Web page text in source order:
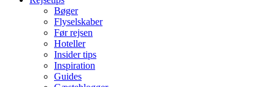
Bøger
Flyselskaber
Før rejsen
Hoteller
Insider tips
Inspiration
Guides